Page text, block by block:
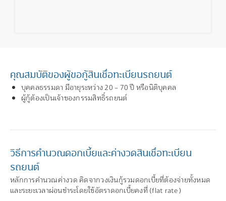
คุณสมบัติของผู้ขอกู้สินเชื่อทะเบียนรถยนต์
บุคคลธรรมดา มีอายุระหว่าง 20 – 70 ปี หรือนิติบุคคล
ผู้กู้ต้องเป็นเจ้าของกรรมสิทธิ์รถยนต์
วิธีการคำนวณดอกเบี้ยและค่างวดสินเชื่อทะเบียน
รถยนต์
หลักการคำนวณค่างวด คิดจากวงเงินกู้รวมดอกเบี้ยที่ต้องจ่ายทั้งหมด
และระยะเวลาผ่อนชำระโดยใช้อัตราดอกเบี้ยคงที่ (flat rate)